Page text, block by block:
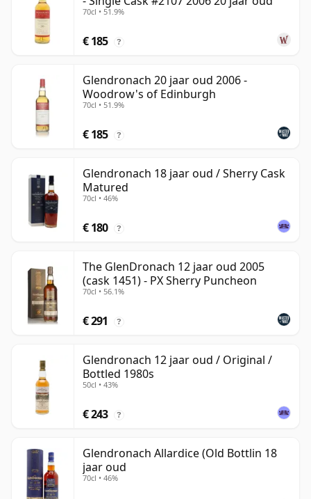
70cl • 51.9%
€ 185 ?
Glendronach 20 jaar oud 2006 -
Woodrow's of Edinburgh
70cl • 51.9%
€ 185 ?
Glendronach 18 jaar oud / Sherry Cask
Matured
70cl • 46%
€ 180 ?
The GlenDronach 12 jaar oud 2005
(cask 1451) - PX Sherry Puncheon
70cl • 56.1%
€ 291 ?
Glendronach 12 jaar oud / Original /
Bottled 1980s
50cl • 43%
€ 243 ?
Glendronach Allardice (Old Bottlin 18
jaar oud
70cl • 46%